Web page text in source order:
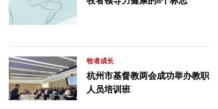
牧者成长
杭州市基督教两会成功举办教职
人员培训班